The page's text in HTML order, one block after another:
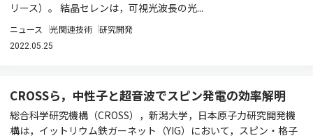
リース）。 結晶セレンは，可視光波長の光...
ニュース 光関連技術 研究開発
2022.05.25
CROSSら，中性子と超音波でスピン発電の効率解明
総合科学研究機構（CROSS），新潟大学，日本原子力研究開発機
構は，イットリウム鉄ガーネット（YIG）において，スピン・格子